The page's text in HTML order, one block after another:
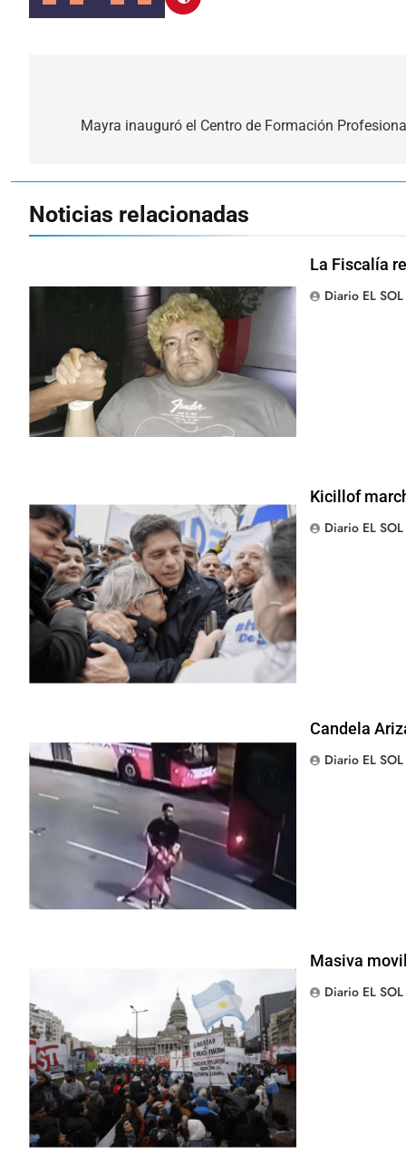
Mayra inauguró el Centro de Formación
Noticias relacionadas
La Fiscalía
Diario EL SOL
Kicillof
Diario EL SOL
Candela
Diario EL SOL
Masiva
Diario EL SOL